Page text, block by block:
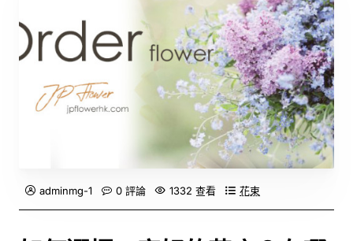
adminmg-1 0 評論 1332 查看 花束